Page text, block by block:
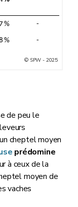
% -
% -
© SPW - 2025
de peu le
cheptel moyen
prédomine
à ceux de la
moyen de
vaches